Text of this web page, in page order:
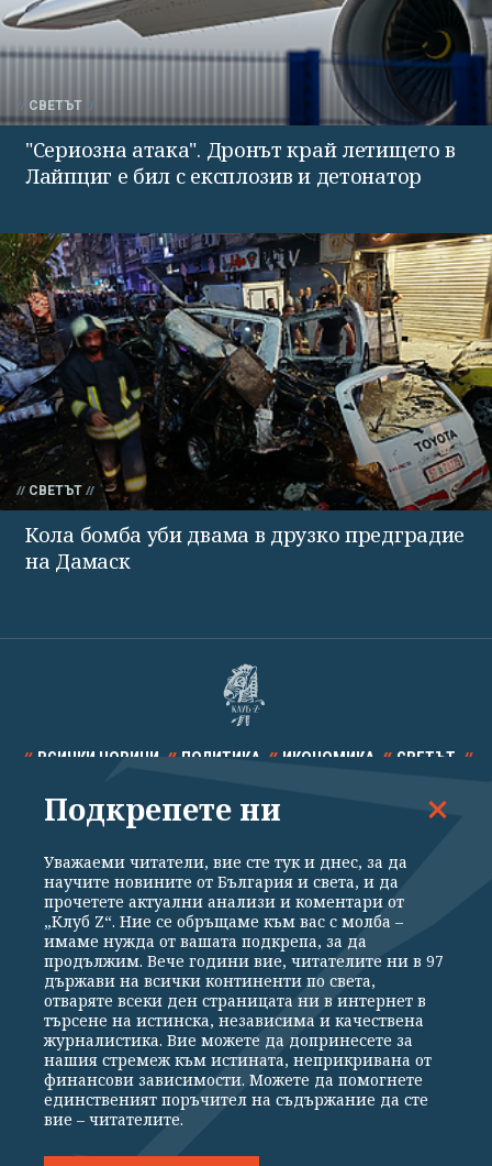
СВЕТЪТ
"Сериозна атака". Дронът край летището в
Лайпциг е бил с експлозив и детонатор
СВЕТЪТ
Кола бомба уби двама в друзко предградие
на Дамаск
ВСИЧКИ НОВИНИ ПОЛИТИКА ИКОНОМИКА СВЕТЪТ
СПОРТ КУЛТУРА ТЕХНОЛОГИИ КАЛЕЙДОСКОП
Общи условия
Политика за поверителност
Реклама
Партньори Контакти
За Клуб Z
Екип
Подкрепете ни
Издател на www.clubz.bg е „Клуб Зебра Медия“ ЕООД, София, ул. "Алеко
Константинов" 3. Всички права запазени 2026 „Клуб Зебра Медия“
Препечатването на материали, снимки и видео от www.clubz.bg без
Подкрепете ни
Уважаеми читатели, вие сте тук и днес, за да
научите новините от България и света, и да
прочетете актуални анализи и коментари от
„Клуб Z“. Ние се обръщаме към вас с молба –
имаме нужда от вашата подкрепа, за да
продължим. Вече години вие, читателите ни в 97
държави на всички континенти по света,
отваряте всеки ден страницата ни в интернет в
търсене на истинска, независима и качествена
журналистика. Вие можете да допринесете за
нашия стремеж към истината, неприкривана от
финансови зависимости. Можете да помогнете
единственият поръчител на съдържание да сте
вие – читателите.